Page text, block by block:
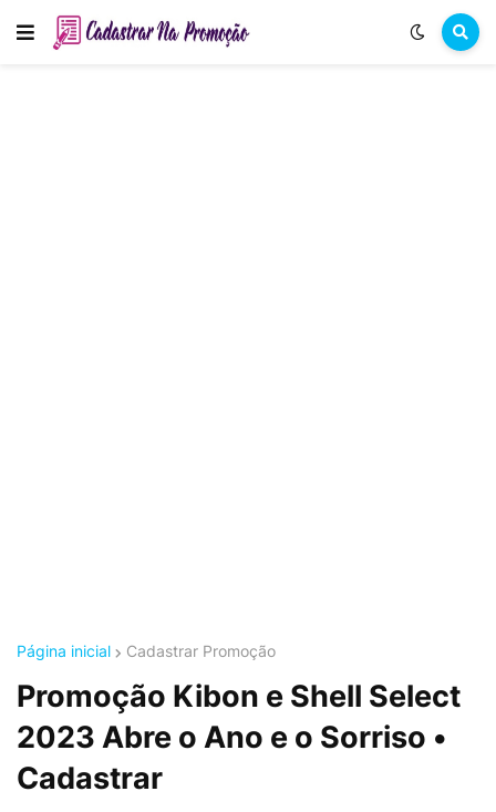
Página inicial Cadastrar Promoção
Promoção Kibon e Shell Select
2023 Abre o Ano e o Sorriso •
Cadastrar